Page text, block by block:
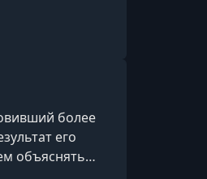
более
его
объяснять